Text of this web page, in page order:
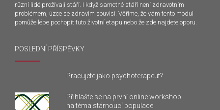
různí lidé prožívají stáří. I když samotné stáří není zdravotním
problémem, úzce se zdravím souvisí. Věříme, že vám tento modul
pomůže lépe pochopit tuto životní etapu nebo že zde najdete oporu.
POSLEDNÍ PŘÍSPĚVKY
Pracujete jako psychoterapeut?
Přihlašte se na první online workshop
na téma stárnoucí populace